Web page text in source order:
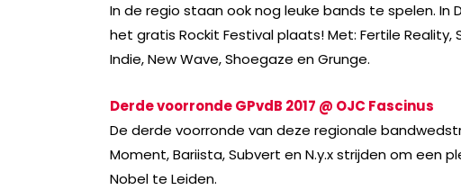
In de regio staan ook nog leuke bands te spelen. In
het gratis Rockit Festival plaats! Met: Fertile
Indie, New Wave, Shoegaze en Grunge.
Derde voorronde GPvdB 2017 @ OJC Fascinus
De derde voorronde van deze regionale
Moment, Bariista, Subvert en N.y.x strijden om een
Nobel te Leiden.